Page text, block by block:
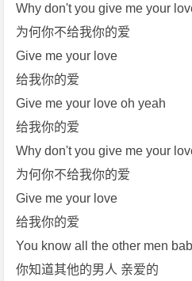
Why don't you give me your
为何你不给我你的爱
Give me your love
给我你的爱
Give me your love oh yeah
给我你的爱
Why don't you give me your
为何你不给我你的爱
Give me your love
给我你的爱
You know all the other men
你知道其他的男人 亲爱的